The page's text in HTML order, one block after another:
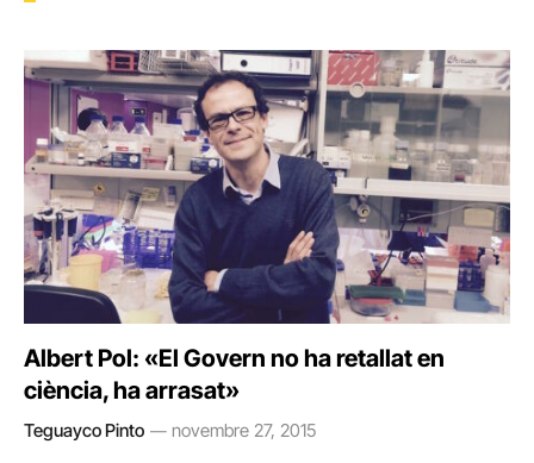
Albert Pol: «El Govern no ha retallat en
ciència, ha arrasat»
Teguayco Pinto novembre 27, 2015